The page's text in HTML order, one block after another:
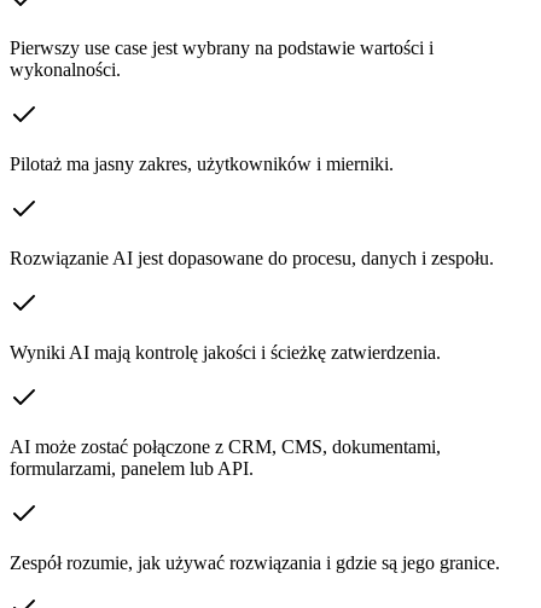
Pierwszy use case jest wybrany na podstawie wartości i
wykonalności.
Pilotaż ma jasny zakres, użytkowników i mierniki.
Rozwiązanie AI jest dopasowane do procesu, danych i zespołu.
Wyniki AI mają kontrolę jakości i ścieżkę zatwierdzenia.
AI może zostać połączone z CRM, CMS, dokumentami,
formularzami, panelem lub API.
Zespół rozumie, jak używać rozwiązania i gdzie są jego granice.